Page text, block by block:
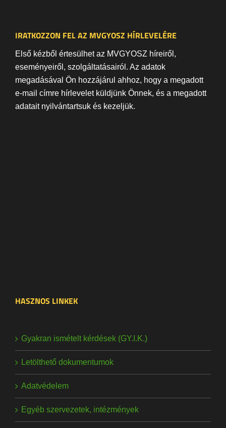
IRATKOZZON FEL AZ MVGYOSZ HÍRLEVELÉRE
Első kézből értesülhet az MVGYOSZ híreiről,
eseményeiről, szolgáltatásairól. Az adatok
megadásával Ön hozzájárul ahhoz, hogy a megadott
e-mail címre hírlevelet küldjünk Önnek, és a megadott
adatait nyilvántartsuk és kezeljük.
HASZNOS LINKEK
Gyakran ismételt kérdések (GY.I.K.)
Letölthető dokumentumok
Adatvédelem
Egyéb szervezetek, intézmények